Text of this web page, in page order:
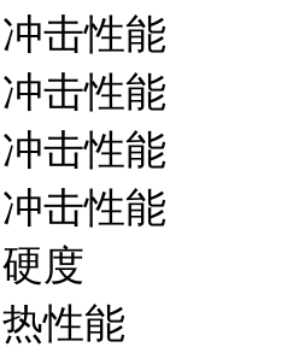
冲击性能
冲击性能
冲击性能
冲击性能
硬度
热性能